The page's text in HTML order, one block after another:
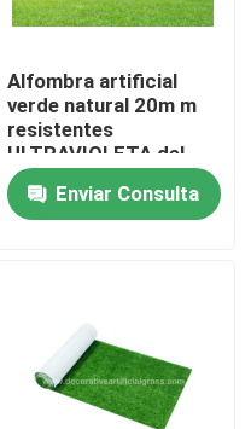
Alfombra artificial
verde natural 20m m
resistentes
ULTRAVIOLETA del
césped de la hierba
que ajardina
Enviar Consulta